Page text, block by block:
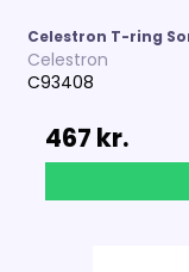
Celestron T-ring
Celestron
C93408
467 kr.